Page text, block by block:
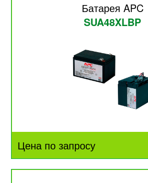
Батарея APC
SUA48XLBP
Цена по запросу